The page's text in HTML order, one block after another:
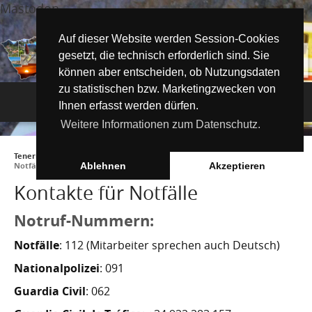
Auf dieser Website werden Session-Cookies
gesetzt, die technisch erforderlich sind. Sie
können aber entscheiden, ob Nutzungsdaten
zu statistischen bzw. Marketingzwecken von
Ihnen erfasst werden dürfen.
Weitere Informationen zum Datenschutz.
Ablehnen Akzeptieren
Mastodon
Navigation
Aktuelle Artikel ►
Tipps für Urlauber
"Must See" - Orte
Geschichte & Geschichten
Tipps für Urlauber
Must See Orte
Teide Nationalpark
Santa Cruz de Tenerife
Teno-Gebirge - Masca
Strände
Playa de las Teresitas
Playa de las Américas
Wandern auf Teneriffa
Kontakte für Notfälle
Wissenswertes
Umwelt und Natur
Flora
El Drago Milenario
Orte und Regionen
Bezirke (Municipios)
Die Kanarischen Inseln
Teneriffa
Teneriffa Inselmagazin ONLINE
Notfälle
Kontakte für Notfälle
Notruf-Nummern:
Notfälle: 112 (Mitarbeiter sprechen auch Deutsch)
Nationalpolizei: 091
Guardia Civil: 062